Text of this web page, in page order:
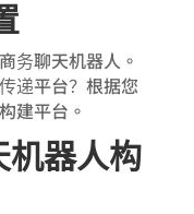
务聊天机器人。
递平台？根据您
建平台。
机器人构